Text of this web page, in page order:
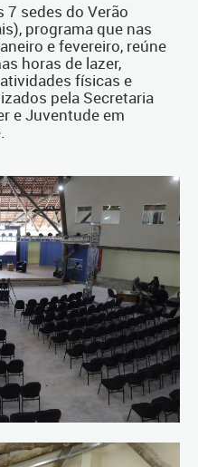
7 sedes do Verão
programa que nas
e fevereiro, reúne
horas de lazer,
físicas e
pela Secretaria
e Juventude em